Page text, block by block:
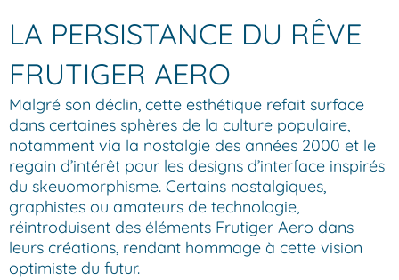
LA PERSISTANCE DU RÊVE
FRUTIGER AERO
Malgré son déclin, cette esthétique refait surface
dans certaines sphères de la culture populaire,
notamment via la nostalgie des années 2000 et le
regain d’intérêt pour les designs d’interface inspirés
du skeuomorphisme. Certains nostalgiques,
graphistes ou amateurs de technologie,
réintroduisent des éléments Frutiger Aero dans
leurs créations, rendant hommage à cette vision
optimiste du futur.